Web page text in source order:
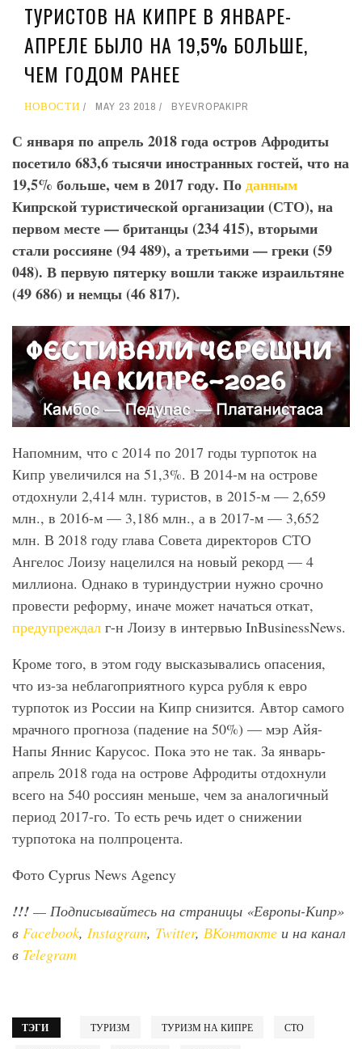
ТУРИСТОВ НА КИПРЕ В ЯНВАРЕ-
АПРЕЛЕ БЫЛО НА 19,5% БОЛЬШЕ,
ЧЕМ ГОДОМ РАНЕЕ
НОВОСТИ MAY 23 2018 BYEVROPAKIPR
С января по апрель 2018 года остров Афродиты
посетило 683,6 тысячи иностранных гостей, что на
19,5% больше, чем в 2017 году. Поданным
Кипрской туристической организации (СТО), на
первом месте — британцы (234 415), вторыми
стали россияне (94 489), а третьими — греки (59
048). В первую пятерку вошли также израильтяне
(49 686) и немцы (46 817).
Напомним, что с 2014 по 2017 годы турпоток на
Кипр увеличился на 51,3%. В 2014-м на острове
отдохнули 2,414 млн. туристов, в 2015-м — 2,659
млн., в 2016-м — 3,186 млн., а в 2017-м — 3,652
млн. В 2018 году глава Совета директоров СТО
Ангелос Лоизу нацелился на новый рекорд — 4
миллиона. Однако в туриндустрии нужно срочно
провести реформу, иначе может начаться откат,
предупреждал г-н Лоизу в интервью InBusinessNews.
Кроме того, в этом году высказывались опасения,
что из-за неблагоприятного курса рубля к евро
турпоток из России на Кипр снизится. Автор самого
мрачного прогноза (падение на 50%) — мэр Айя-
Напы Яннис Карусос. Пока это не так. За январь-
апрель 2018 года на острове Афродиты отдохнули
всего на 540 россиян меньше, чем за аналогичный
период 2017-го. То есть речь идет о снижении
турпотока на полпроцента.
Фото Cyprus News Agency
!!! — Подписывайтесь на страницы «Европы-Кипр»
в Facebook, Instagram, Twitter, ВКонтакте и на канал
в Telegram
ТЭГИ ТУРИЗМ ТУРИЗМ НА КИПРЕ СТО